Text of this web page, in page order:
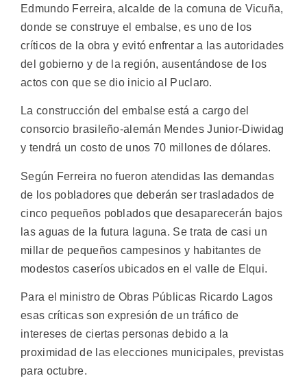
Edmundo Ferreira, alcalde de la comuna de Vicuña,
donde se construye el embalse, es uno de los
críticos de la obra y evitó enfrentar a las autoridades
del gobierno y de la región, ausentándose de los
actos con que se dio inicio al Puclaro.
La construcción del embalse está a cargo del
consorcio brasileño-alemán Mendes Junior-Diwidag
y tendrá un costo de unos 70 millones de dólares.
Según Ferreira no fueron atendidas las demandas
de los pobladores que deberán ser trasladados de
cinco pequeños poblados que desaparecerán bajos
las aguas de la futura laguna. Se trata de casi un
millar de pequeños campesinos y habitantes de
modestos caseríos ubicados en el valle de Elqui.
Para el ministro de Obras Públicas Ricardo Lagos
esas críticas son expresión de un tráfico de
intereses de ciertas personas debido a la
proximidad de las elecciones municipales, previstas
para octubre.